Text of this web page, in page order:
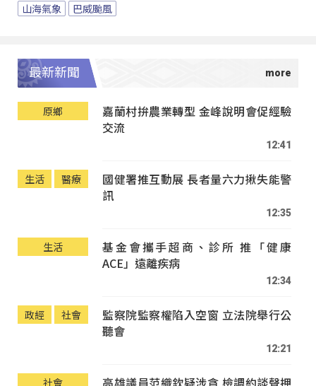
山海氣象 巴威颱風
最新新聞
原鄉
嘉蘭村拚農業轉型 金峰說明會促經驗
交流
12:41
生活 醫療
國健署推互動展 長者量六力揪失能警
訊
12:35
生活
基金會攜手超商、診所 推「健康
ACE」遠離疾病
12:34
政經 社會
監察院監察權陷入空窗 立法院舉行公
聽會
12:21
社會